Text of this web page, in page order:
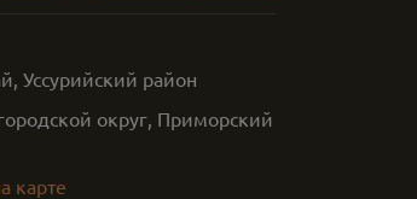
Уссурийский район
округ, Приморский
карте